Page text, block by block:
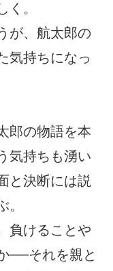
く。
が、航太郎の
気持ちになっ
郎の物語を本
気持ちも湧い
と決断には説
負けることや
──それを親と